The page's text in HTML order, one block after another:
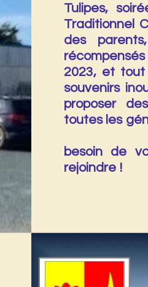
Tulipes,
Traditionnel
des
2023, et
souvenirs
proposer
toutes les
Mais
besoin de
rejoindre !